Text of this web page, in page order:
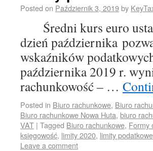
Posted on Październik 3, 2019by
Średni kurs euro
dzień października
wskaźników
października 2019 r.
rachunkowość – …
Posted in Biuro rachunkowe, Biuro
Biuro rachunkowe Nowa Huta, biuro
VAT | Tagged Biuro rachunkowe, Formy
księgowość, limity 2020, limity podatkowe
Leave a comment